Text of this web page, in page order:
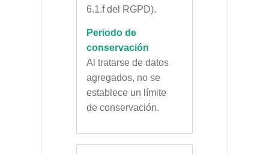
6.1.f del RGPD).
Periodo de
conservación
Al tratarse de datos
agregados, no se
establece un límite
de conservación.